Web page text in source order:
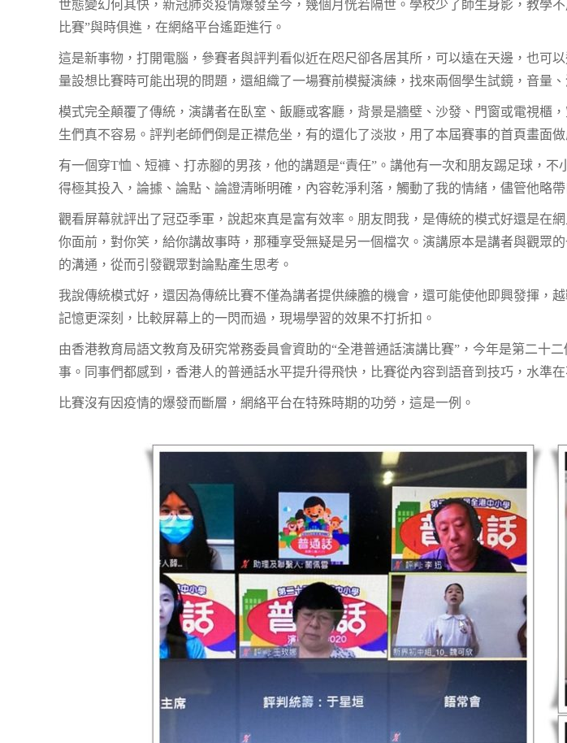
世態變幻何其快，新冠肺炎疫情爆發至今，幾個月恍若隔世。學校少了師生身影，教學
比賽”與時俱進，在網絡平台遙距進行。
這是新事物，打開電腦，參賽者與評判看似近在咫尺卻各居其所，可以遠在天邊，也可
量設想比賽時可能出現的問題，還組織了一場賽前模擬演練，找來兩個學生試鏡，音量
模式完全顛覆了傳統，演講者在臥室、飯廳或客廳，背景是牆壁、沙發、門窗或電視櫃
生們真不容易。評判老師們倒是正襟危坐，有的還化了淡妝，用了本屆賽事的首頁畫面
有一個穿T恤、短褲、打赤腳的男孩，他的講題是“責任”。講他有一次和朋友踢足球，
得極其投入，論據、論點、論證清晰明確，內容乾淨利落，觸動了我的情緒，儘管他略
觀看屏幕就評出了冠亞季軍，說起來真是富有效率。朋友問我，是傳統的模式好還是在
你面前，對你笑，給你講故事時，那種享受無疑是另一個檔次。演講原本是講者與觀眾
的溝通，從而引發觀眾對論點產生思考。
我說傳統模式好，還因為傳統比賽不僅為講者提供練膽的機會，還可能使他即興發揮，
記憶更深刻，比較屏幕上的一閃而過，現場學習的效果不打折扣。
由香港教育局語文教育及研究常務委員會資助的“全港普通話演講比賽”，今年是第二十
事。同事們都感到，香港人的普通話水平提升得飛快，比賽從內容到語音到技巧，水準
比賽沒有因疫情的爆發而斷層，網絡平台在特殊時期的功勞，這是一例。